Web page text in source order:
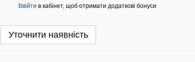
Ввійти в кабінет, щоб отримати додаткові бонуси
Уточнити наявність